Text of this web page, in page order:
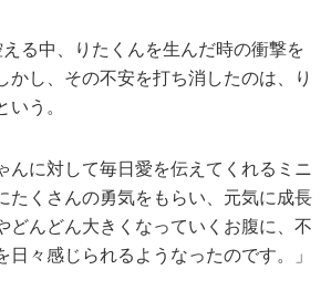
る中、りたくんを生んだ時の衝撃を
かし、その不安を打ち消したのは、り
う。
んに対して毎日愛を伝えてくれるミニ
たくさんの勇気をもらい、元気に成長
どんどん大きくなっていくお腹に、不
日々感じられるようなったのです。」